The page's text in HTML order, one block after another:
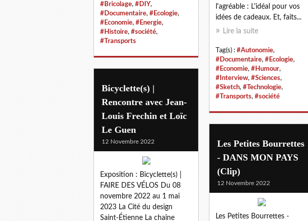
#Bricolage, #DIY,
#Documentaire, #Ecologie,
#Economie, #Energie,
#Histoire, #société,
#Transports
l'agréable : L'idéal pour vos
idées de cadeaux. Et, faits...
Lire la suite
Tag(s) : #Autonomie,
#Documentaire, #Ecologie,
#Economie, #Humour,
#Interview, #Sciences,
#Sketch, #Technologie,
#Transports, #société
Bicyclette(s) |
Rencontre avec Jean-
Louis Frechin et Loïc
Le Guen
12 Novembre 2022
Exposition : Bicyclette(s) |
FAIRE DES VÉLOS Du 08
novembre 2022 au 1 mai
2023 La Cité du design
Saint-Étienne La chaîne
Les Petites Bourrettes
- DANS MON PAYS
(Clip)
12 Novembre 2022
Les Petites Bourrettes -